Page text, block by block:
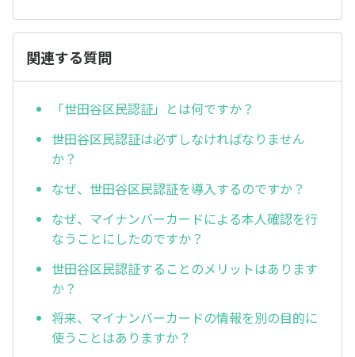
関連する質問
「世田谷区民認証」とは何ですか？
世田谷区民認証は必ずしなければなりません
か？
なぜ、世田谷区民認証を導入するのですか？
なぜ、マイナンバーカードによる本人確認を行
なうことにしたのですか？
世田谷区民認証することのメリットはあります
か？
将来、マイナンバーカードの情報を別の目的に
使うことはありますか？